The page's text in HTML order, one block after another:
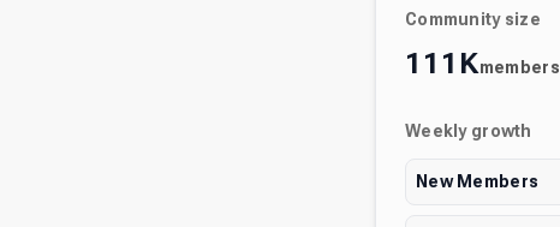
Community size
111Kmembers
Weekly growth
New Members